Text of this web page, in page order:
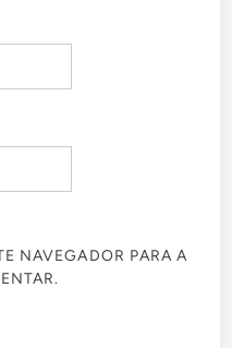
NAVEGADOR PARA A